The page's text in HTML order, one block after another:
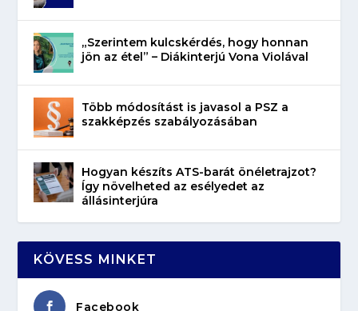
„Szerintem kulcskérdés, hogy honnan
jön az étel” – Diákinterjú Vona Violával
Több módosítást is javasol a PSZ a
szakképzés szabályozásában
Hogyan készíts ATS-barát önéletrajzot?
Így növelheted az esélyedet az
állásinterjúra
KÖVESS MINKET
Facebook